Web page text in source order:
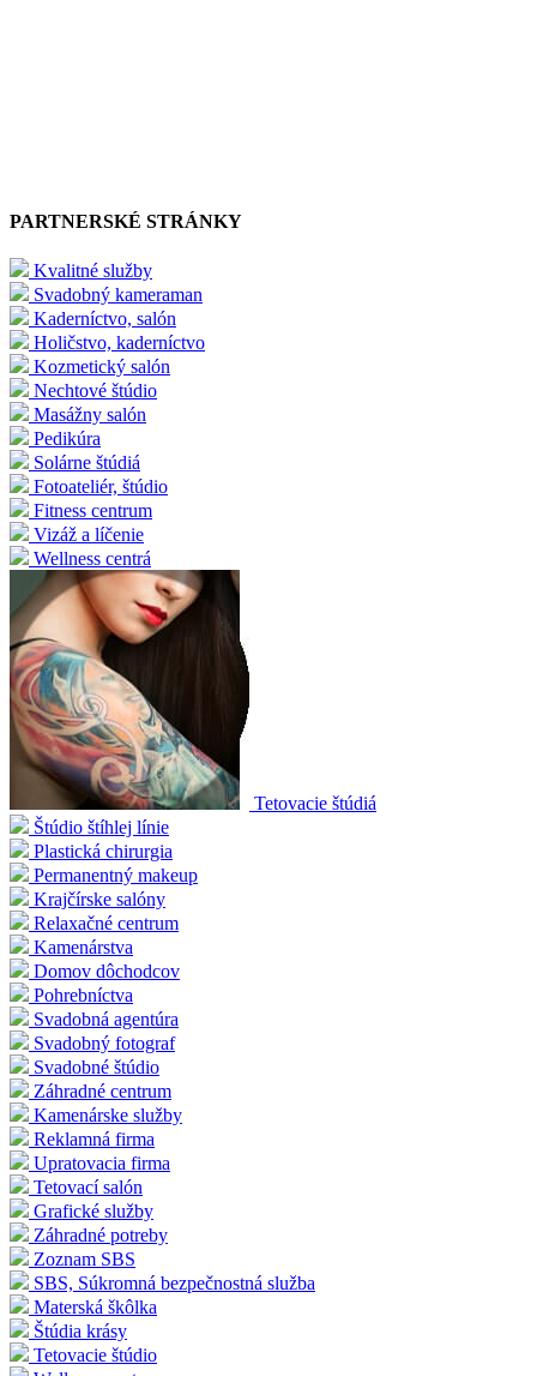
PARTNERSKÉ STRÁNKY
Kvalitné služby
Svadobný kameraman
Kaderníctvo, salón
Holičstvo, kaderníctvo
Kozmetický salón
Nechtové štúdio
Masážny salón
Pedikúra
Solárne štúdiá
Fotoateliér, štúdio
Fitness centrum
Vizáž a líčenie
Wellness centrá
Tetovacie štúdiá
Štúdio štíhlej línie
Plastická chirurgia
Permanentný makeup
Krajčírske salóny
Relaxačné centrum
Kamenárstva
Domov dôchodcov
Pohrebníctva
Svadobná agentúra
Svadobný fotograf
Svadobné štúdio
Záhradné centrum
Kamenárske služby
Reklamná firma
Upratovacia firma
Tetovací salón
Grafické služby
Záhradné potreby
Zoznam SBS
SBS, Súkromná bezpečnostná služba
Materská škôlka
Štúdia krásy
Tetovacie štúdio